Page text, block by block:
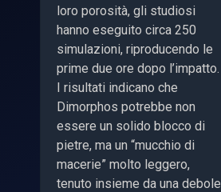
loro porosità, gli studiosi
hanno eseguito circa 250
simulazioni, riproducendo le
prime due ore dopo l’impatto.
I risultati indicano che
Dimorphos potrebbe non
essere un solido blocco di
pietre, ma un “mucchio di
macerie” molto leggero,
tenuto insieme da una debole